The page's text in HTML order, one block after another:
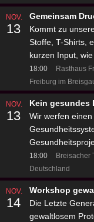
NOV.
13
Gemeinsam
Kommt zu
Stoffe, T-Shirts,
kurzen Input,
18:00 Rasthaus
Freiburg im
NOV.
13
Kein gesundes
Wir werfen
18:00 Breisacher
Deutschland
NOV.
14
Workshop
Die Letzte
gewaltlosem